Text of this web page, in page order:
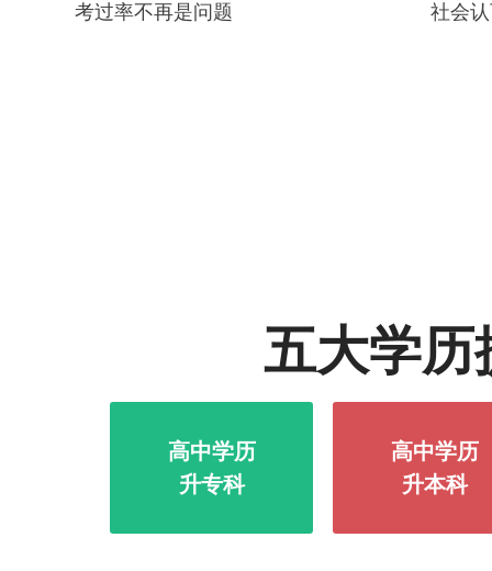
考过率不再是问题
社会
五大学历
高中学历
升专科
高中学历
升本科